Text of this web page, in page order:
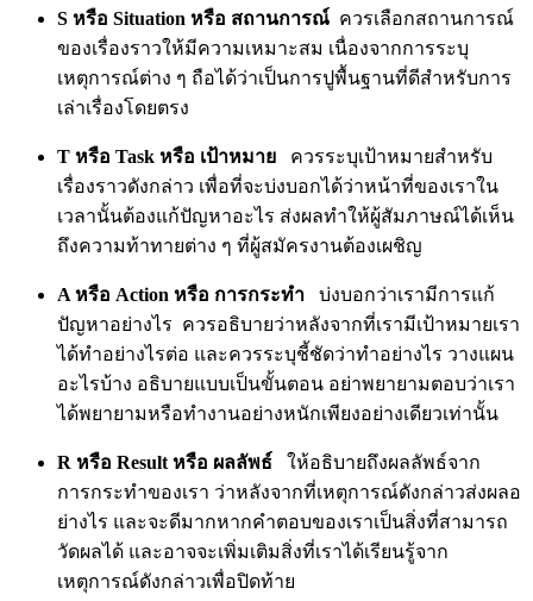
S หรือ Situation หรือ สถานการณ์ ควรเลือกสถานการณ์
ของเรื่องราวให้มีความเหมาะสม เนื่องจากการระบุ
เหตุการณ์ต่าง ๆ ถือได้ว่าเป็นการปูพื้นฐานที่ดีสำหรับการ
เล่าเรื่องโดยตรง
T หรือ Task หรือ เป้าหมาย ควรระบุเป้าหมายสำหรับ
เรื่องราวดังกล่าว เพื่อที่จะบ่งบอกได้ว่าหน้าที่ของเราใน
เวลานั้นต้องแก้ปัญหาอะไร ส่งผลทำให้ผู้สัมภาษณ์ได้เห็น
ถึงความท้าทายต่าง ๆ ที่ผู้สมัครงานต้องเผชิญ
A หรือ Action หรือ การกระทำ บ่งบอกว่าเรามีการแก้
ปัญหาอย่างไร ควรอธิบายว่าหลังจากที่เรามีเป้าหมายเรา
ได้ทำอย่างไรต่อ และควรระบุชี้ชัดว่าทำอย่างไร วางแผน
อะไรบ้าง อธิบายแบบเป็นขั้นตอน อย่าพยายามตอบว่าเรา
ได้พยายามหรือทำงานอย่างหนักเพียงอย่างเดียวเท่านั้น
R หรือ Result หรือ ผลลัพธ์ ให้อธิบายถึงผลลัพธ์จาก
การกระทำของเรา ว่าหลังจากที่เหตุการณ์ดังกล่าวส่งผลอ
ย่างไร และจะดีมากหากคำตอบของเราเป็นสิ่งที่สามารถ
วัดผลได้ และอาจจะเพิ่มเติมสิ่งที่เราได้เรียนรู้จาก
เหตุการณ์ดังกล่าวเพื่อปิดท้าย